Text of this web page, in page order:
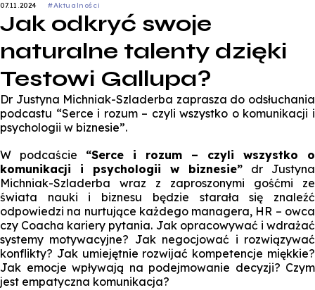
07.11.2024 #Aktualności
Jak odkryć swoje
naturalne talenty dzięki
Testowi Gallupa?
Dr Justyna Michniak-Szladerba zaprasza do odsłuchania
podcastu “Serce i rozum – czyli wszystko o komunikacji i
psychologii w biznesie”.
W podcaście “Serce i rozum – czyli wszystko o
komunikacji i psychologii w biznesie” dr Justyna
Michniak-Szladerba wraz z zaproszonymi gośćmi ze
świata nauki i biznesu będzie starała się znaleźć
odpowiedzi na nurtujące każdego managera, HR – owca
czy Coacha kariery pytania. Jak opracowywać i wdrażać
systemy motywacyjne? Jak negocjować i rozwiązywać
konflikty? Jak umiejętnie rozwijać kompetencje miękkie?
Jak emocje wpływają na podejmowanie decyzji? Czym
jest empatyczna komunikacja?